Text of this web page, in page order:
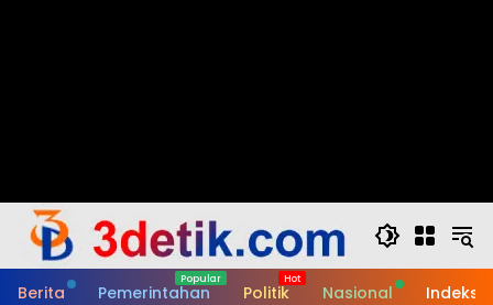
Berita Pemerintahan Politik Nasional Indeks